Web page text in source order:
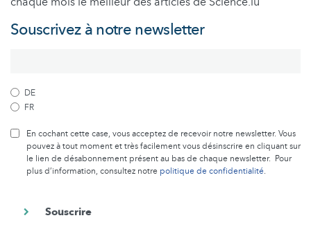
Souscrivez à notre newsletter
DE
FR
En cochant cette case, vous acceptez de recevoir notre newsletter. Vous
pouvez à tout moment et très facilement vous désinscrire en cliquant sur
le lien de désabonnement présent au bas de chaque newsletter. Pour
plus d’information, consultez notre politique de confidentialité.